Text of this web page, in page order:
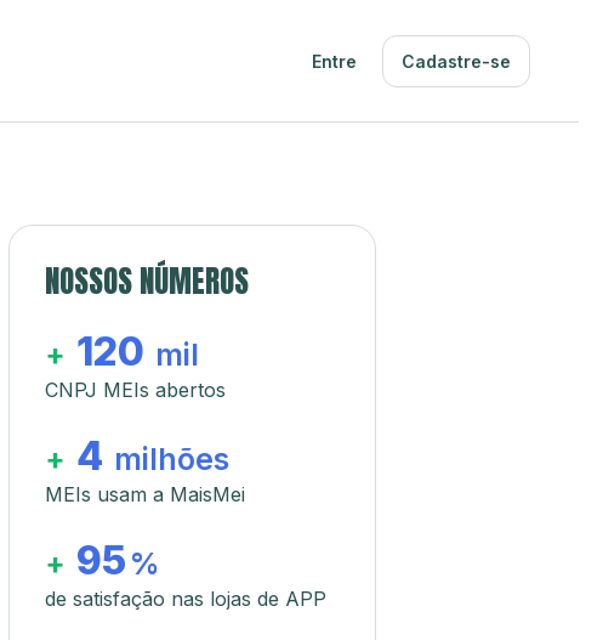
Entre Cadastre-se
NOSSOS NÚMEROS
+ 120 mil
CNPJ MEIs abertos
+ 4 milhões
MEIs usam a MaisMei
+ 95 %
de satisfação nas lojas de APP